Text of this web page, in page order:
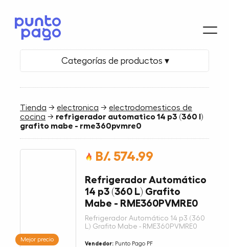
Categorías de productos ▾
Tienda →electronica →electrodomesticos de
cocina → refrigerador automatico 14 p3 (360 l)
grafito mabe - rme360pvmre0
Mejor precio
B/. 574.99
Refrigerador Automático
14 p3 (360 L) Grafito
Mabe - RME360PVMRE0
Refrigerador Automático 14 p3 (360
L) Grafito Mabe - RME360PVMRE0
Vendedor: Punto Pago PF